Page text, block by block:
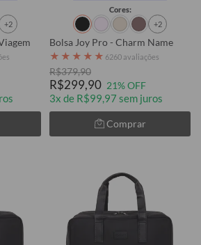
+2
Cores:
+2
Bolsa Joy Pro - Charm Name
★ ★ ★ ★ ★ 6260 avaliações
R$379,90
R$299,90 21% OFF
3x de R$99,97 sem juros
Comprar